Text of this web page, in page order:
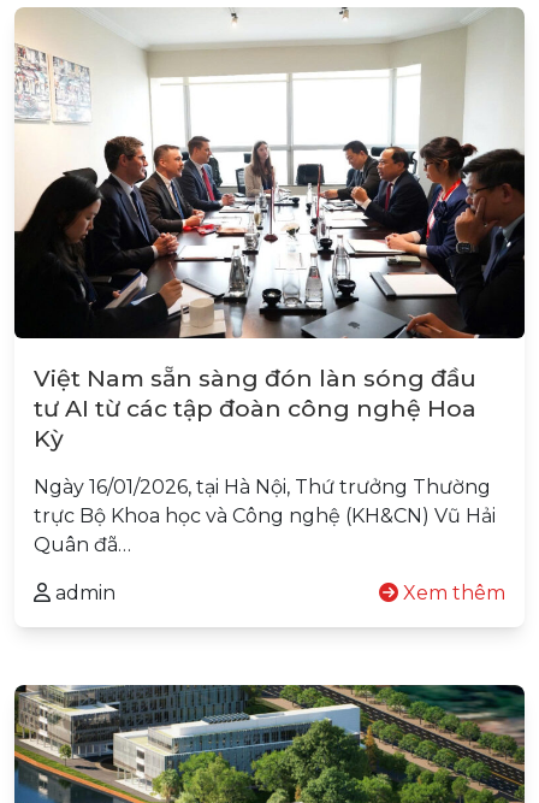
Việt Nam sẵn sàng đón làn sóng đầu
tư AI từ các tập đoàn công nghệ Hoa
Kỳ
Ngày 16/01/2026, tại Hà Nội, Thứ trưởng Thường
trực Bộ Khoa học và Công nghệ (KH&CN) Vũ Hải
Quân đã…
admin Xem thêm